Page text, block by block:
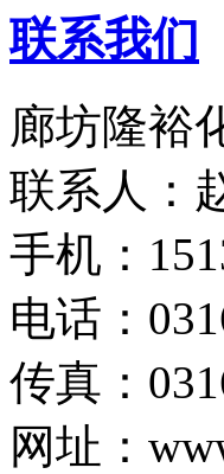
联系我们
廊坊隆裕
联系人：
手机：
电话：
传真：
网址：